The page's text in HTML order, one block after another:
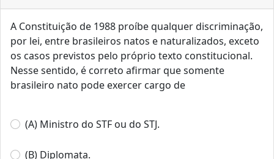
A Constituição de 1988 proíbe qualquer discriminação,
por lei, entre brasileiros natos e naturalizados, exceto
os casos previstos pelo próprio texto constitucional.
Nesse sentido, é correto afirmar que somente
brasileiro nato pode exercer cargo de
(A) Ministro do STF ou do STJ.
(B) Diplomata.